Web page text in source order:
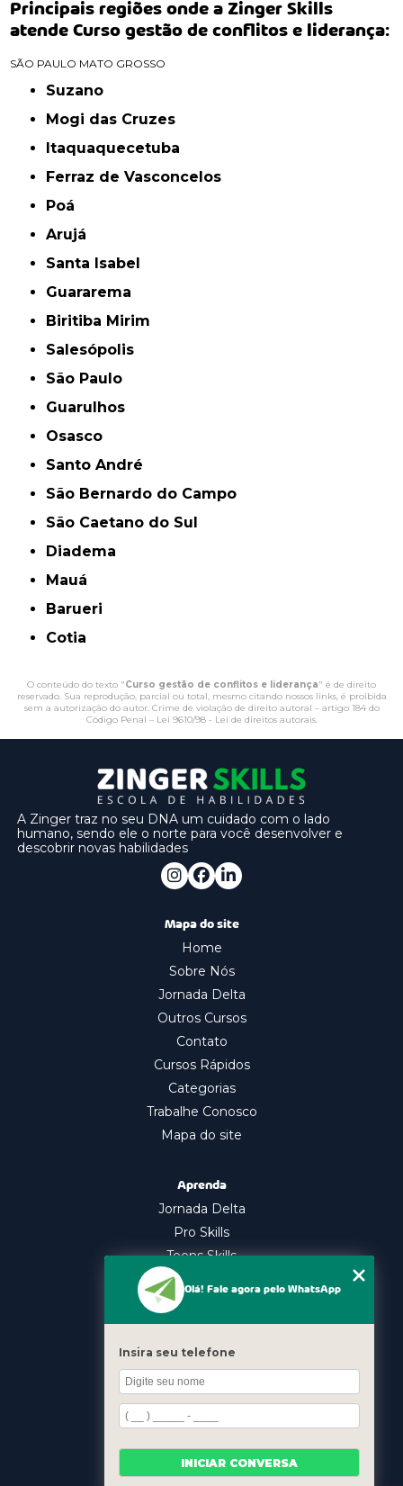
Principais regiões onde a Zinger Skills
atende Curso gestão de conflitos e liderança:
SÃO PAULO MATO GROSSO
Suzano
Mogi das Cruzes
Itaquaquecetuba
Ferraz de Vasconcelos
Poá
Arujá
Santa Isabel
Guararema
Biritiba Mirim
Salesópolis
São Paulo
Guarulhos
Osasco
Santo André
São Bernardo do Campo
São Caetano do Sul
Diadema
Mauá
Barueri
Cotia
O conteúdo do texto "Curso gestão de conflitos e liderança" é de direito
reservado. Sua reprodução, parcial ou total, mesmo citando nossos links, é proibida
sem a autorização do autor. Crime de violação de direito autoral – artigo 184 do
Código Penal – Lei 9610/98 - Lei de direitos autorais.
A Zinger traz no seu DNA um cuidado com o lado
humano, sendo ele o norte para você desenvolver e
descobrir novas habilidades
Mapa do site
Home
Sobre Nós
Jornada Delta
Outros Cursos
Contato
Cursos Rápidos
Categorias
Trabalhe Conosco
Mapa do site
Aprenda
Jornada Delta
Pro Skills
Teens Skills
In Company
Oratória
Gestão Emocional
Liderança
Contato
Olá! Fale agora pelo WhatsApp
Insira seu telefone
INICIAR CONVERSA